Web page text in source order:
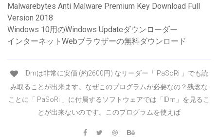
Malwarebytes Anti Malware Premium Key Download Full
Version 2018
Windows 10用のWindows Updateダウンローダー
インターネットWebブラウザーの無料ダウンロード
IDmは非常に安価 (約2600円) なリーダー「 PaSoRi 」でも読
み取ることが出来ます。なぜこのプログラムが必要なの？残念な
ことに「 PaSoRi 」に付属するソフトウェアでは「IDm」を見るこ
とが出来ないのです。このプログラムを使えば